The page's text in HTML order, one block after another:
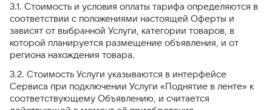
3.1. Стоимость и условия оплаты тарифа определяются в
соответствии с положениями настоящей Оферты и
зависят от выбранной Услуги, категории товаров, в
которой планируется размещение объявления, и от
региона нахождения товара.
3.2. Стоимость Услуги указываются в интерфейсе
Сервиса при подключении Услуги «Поднятие в ленте» к
соответствующему Объявлению, и считается